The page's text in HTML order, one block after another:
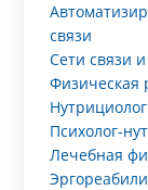
связи
Сети связи
Физическая
Психолог-
Лечебная